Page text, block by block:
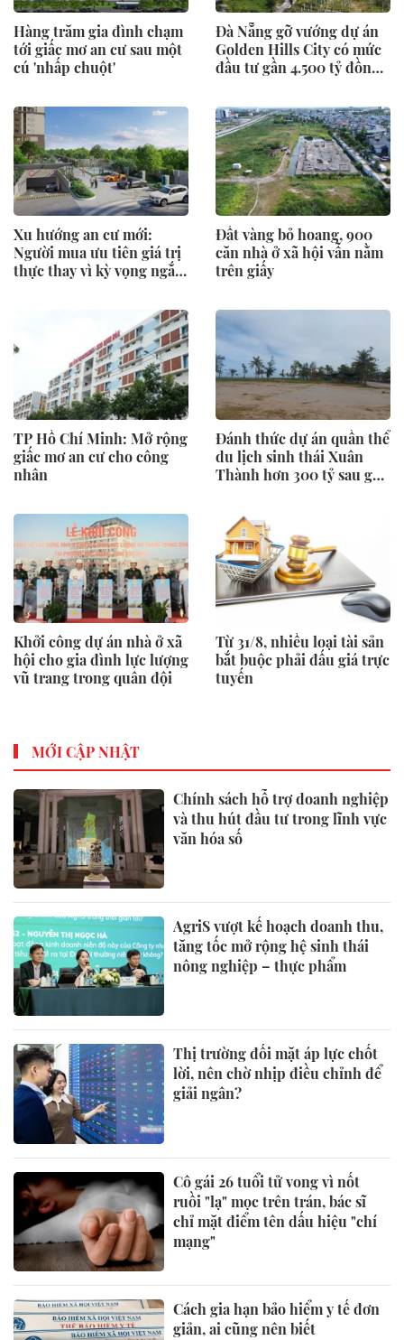
Hàng trăm gia đình chạm
tới giấc mơ an cư sau một
cú 'nhấp chuột'
Đà Nẵng gỡ vướng dự án
Golden Hills City có mức
đầu tư gần 4.500 tỷ đồng,
Xu hướng an cư mới:
Người mua ưu tiên giá trị
thực thay vì kỳ vọng ngắn
Đất vàng bỏ hoang, 900
căn nhà ở xã hội vẫn nằm
trên giấy
TP Hồ Chí Minh: Mở rộng
giấc mơ an cư cho công
nhân
Đánh thức dự án quần thể
du lịch sinh thái Xuân
Thành hơn 300 tỷ sau gần
Khởi công dự án nhà ở xã
hội cho gia đình lực lượng
vũ trang trong quân đội
Từ 31/8, nhiều loại tài sản
bắt buộc phải đấu giá trực
tuyến
MỚI CẬP NHẬT
Chính sách hỗ trợ doanh nghiệp
và thu hút đầu tư trong lĩnh vực
văn hóa số
AgriS vượt kế hoạch doanh thu,
tăng tốc mở rộng hệ sinh thái
nông nghiệp – thực phẩm
Thị trường đối mặt áp lực chốt
lời, nên chờ nhịp điều chỉnh để
giải ngân?
Cô gái 26 tuổi tử vong vì nốt
ruồi "lạ" mọc trên trán, bác sĩ
chỉ mặt điểm tên dấu hiệu "chí
mạng"
Cách gia hạn bảo hiểm y tế đơn
giản, ai cũng nên biết